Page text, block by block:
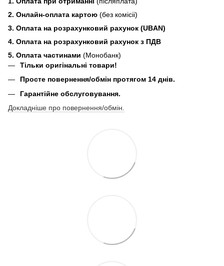
2. Онлайн-оплата картою (без комісіі)
3. Оплата на розрахунковий рахунок (UBAN)
4. Оплата на розрахунковий рахунок з ПДВ
5. Оплата частинами (Монобанк)
Тільки оригінальні товари!
Просте повернення/обмін протягом 14 днів.
Гарантійне обслуговування.
Докладніше про повернення/обмін.